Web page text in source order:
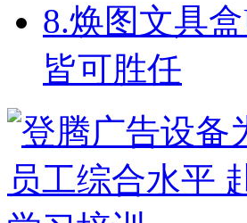
8.焕图文具
皆可胜任